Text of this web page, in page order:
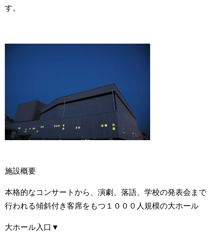
す。
施設概要
本格的なコンサートから、演劇、落語、学校の発表会まで
行われる傾斜付き客席をもつ１０００人規模の大ホール
大ホール入口▼